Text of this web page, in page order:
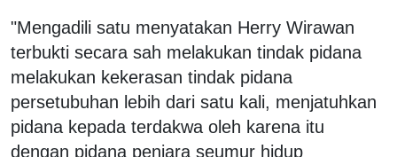
"Mengadili satu menyatakan Herry Wirawan
terbukti secara sah melakukan tindak pidana
melakukan kekerasan tindak pidana
persetubuhan lebih dari satu kali, menjatuhkan
pidana kepada terdakwa oleh karena itu
dengan pidana penjara seumur hidup